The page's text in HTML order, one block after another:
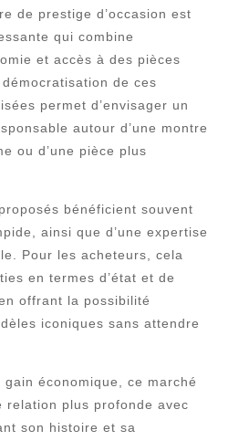
de prestige d’occasion est
qui combine
et accès à des pièces
de ces
permet d’envisager un
autour d’une montre
ou d’une pièce plus
bénéficient souvent
ainsi que d’une expertise
Pour les acheteurs, cela
en termes d’état et de
offrant la possibilité
iconiques sans attendre
économique, ce marché
relation plus profonde avec
son histoire et sa